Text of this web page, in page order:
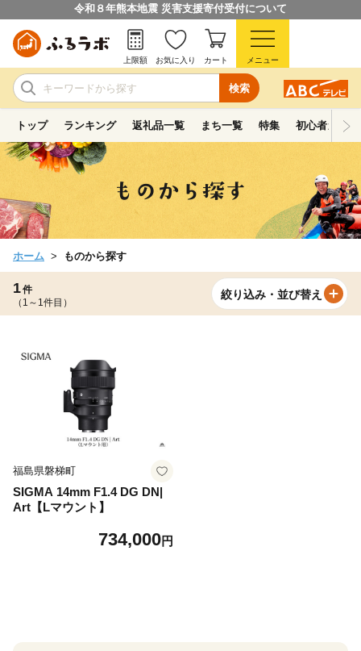
令和８年熊本地震 災害支援寄付受付について
検索
上限額 お気に入り カート メニュー
トップ ランキング 返礼品一覧 まち一覧 特集 初心者ガイド
ホーム ものから探す
1件
（1～1件目）
絞り込み・並び替え
福島県磐梯町
SIGMA 14mm F1.4 DG DN|
Art【Lマウント】
734,000円